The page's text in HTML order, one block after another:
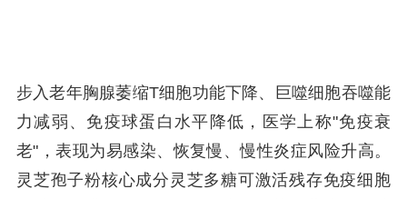
步入老年胸腺萎缩T细胞功能下降、巨噬细胞吞噬能
力减弱、免疫球蛋白水平降低，医学上称"免疫衰
老"，表现为易感染、恢复慢、慢性炎症风险升高。
灵芝孢子粉核心成分灵芝多糖可激活残存免疫细胞